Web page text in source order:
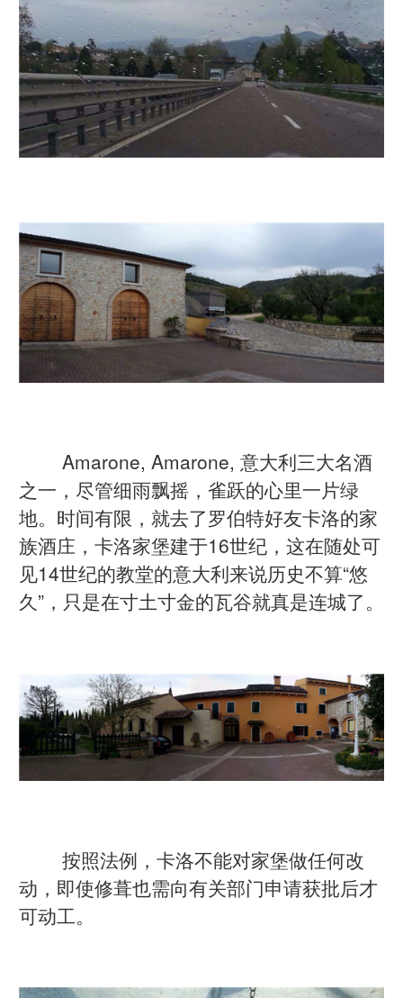
Amarone, Amarone, 意大利三大名酒
之一，尽管细雨飘摇，雀跃的心里一片绿
地。时间有限，就去了罗伯特好友卡洛的家
族酒庄，卡洛家堡建于16世纪，这在随处可
见14世纪的教堂的意大利来说历史不算“悠
久”，只是在寸土寸金的瓦谷就真是连城了。
按照法例，卡洛不能对家堡做任何改
动，即使修葺也需向有关部门申请获批后才
可动工。